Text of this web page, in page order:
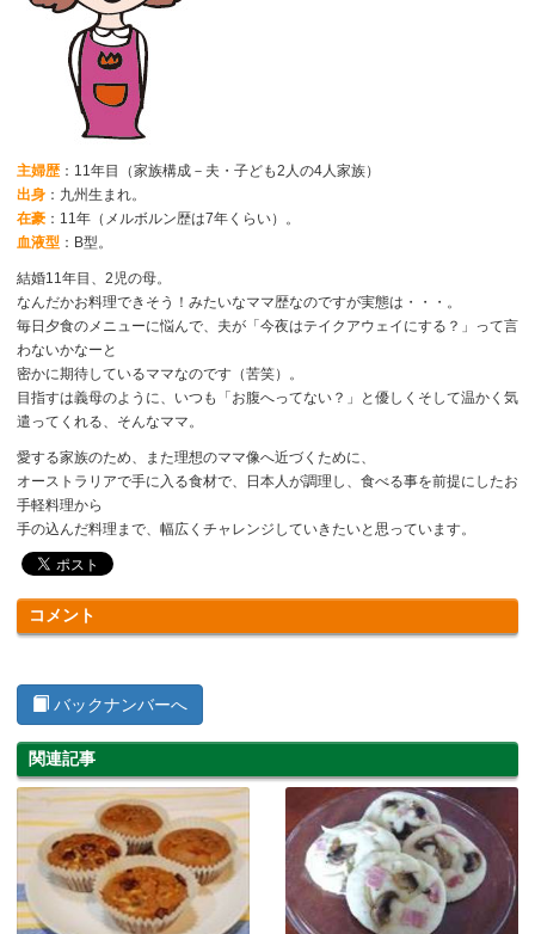
主婦歴 ：11年目（家族構成－夫・子ども2人の4人家族）
出身 ：九州生まれ。
在豪 ：11年（メルボルン歴は7年くらい）。
血液型 ：B型。
結婚11年目、2児の母。
なんだかお料理できそう！みたいなママ歴なのですが実態は・・・。
毎日夕食のメニューに悩んで、夫が「今夜はテイクアウェイにする？」って言
わないかなーと
密かに期待しているママなのです（苦笑）。
目指すは義母のように、いつも「お腹へってない？」と優しくそして温かく気
遣ってくれる、そんなママ。
愛する家族のため、また理想のママ像へ近づくために、
オーストラリアで手に入る食材で、日本人が調理し、食べる事を前提にしたお
手軽料理から
手の込んだ料理まで、幅広くチャレンジしていきたいと思っています。
コメント
バックナンバーへ
関連記事